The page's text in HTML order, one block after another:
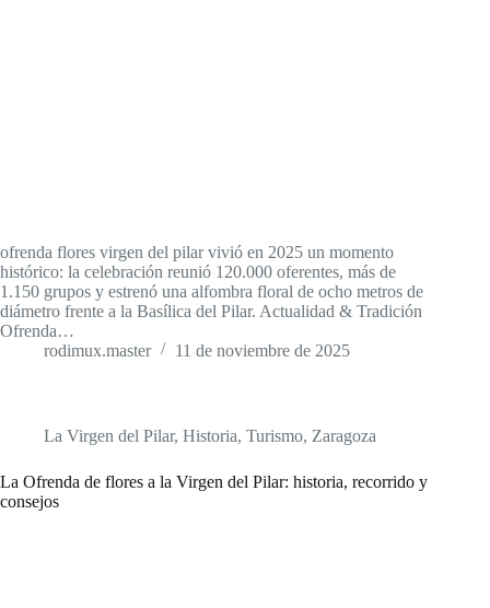
ofrenda flores virgen del pilar vivió en 2025 un momento
histórico: la celebración reunió 120.000 oferentes, más de
1.150 grupos y estrenó una alfombra floral de ocho metros de
diámetro frente a la Basílica del Pilar. Actualidad & Tradición
Ofrenda…
rodimux.master
11 de noviembre de 2025
La Virgen del Pilar, Historia, Turismo, Zaragoza
La Ofrenda de flores a la Virgen del Pilar: historia, recorrido y
consejos